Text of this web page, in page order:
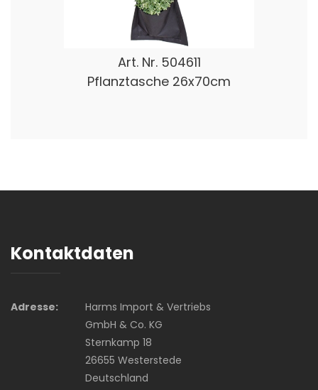
Art. Nr. 504611
Pflanztasche 26x70cm
Kontaktdaten
Adresse:
Harms Import & Vertriebs
GmbH & Co. KG
Sternkamp 18
26655 Westerstede
Deutschland